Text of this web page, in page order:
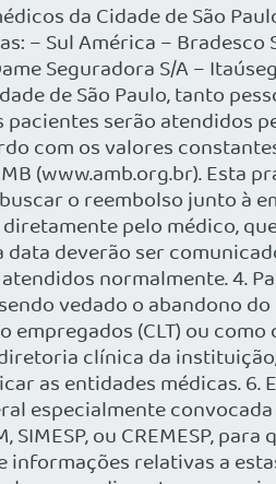
da Cidade de São
Sul América – Bradesco
Seguradora S/A –
de São Paulo, tanto
serão atendidos
com os valores
(www.amb.org.br). Esta
o reembolso junto à
pelo médico,
deverão ser
normalmente. 4.
vedado o abandono
(CLT) ou
clínica da
as entidades médicas.
especialmente
ou CREMESP,
relativas a